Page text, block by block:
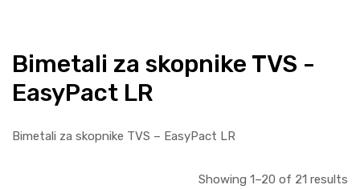
Bimetali za skopnike TVS -
EasyPact LR
Bimetali za skopnike TVS – EasyPact LR
Showing 1–20 of 21 results